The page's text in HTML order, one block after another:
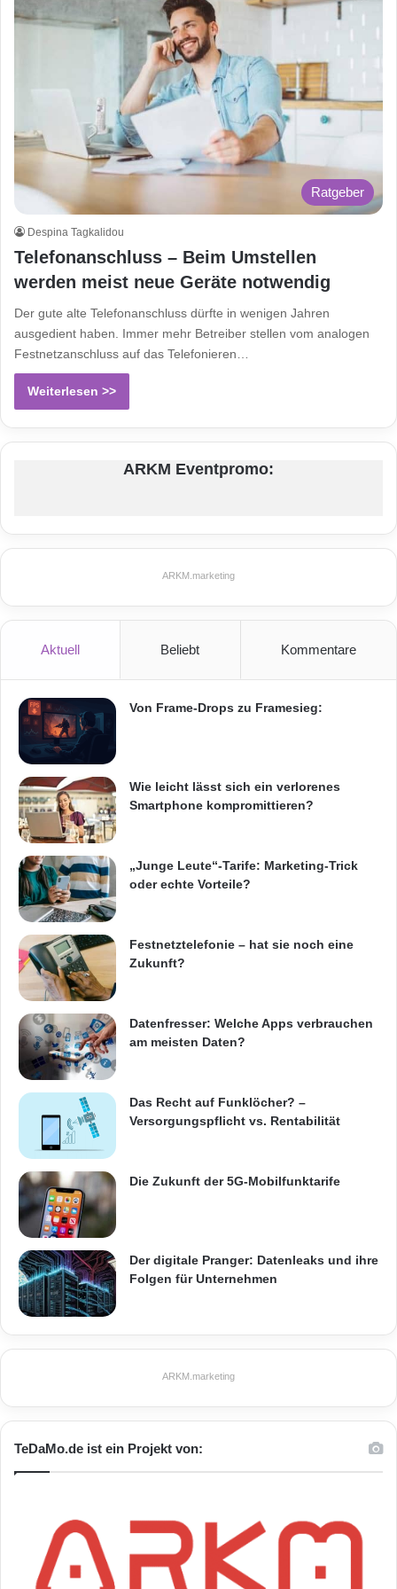
Ratgeber
Despina Tagkalidou
Telefonanschluss – Beim Umstellen
werden meist neue Geräte notwendig
Der gute alte Telefonanschluss dürfte in wenigen Jahren
ausgedient haben. Immer mehr Betreiber stellen vom analogen
Festnetzanschluss auf das Telefonieren…
Weiterlesen >>
ARKM Eventpromo:
ARKM.marketing
Aktuell Beliebt Kommentare
Von Frame-Drops zu Framesieg:
Wie leicht lässt sich ein verlorenes
Smartphone kompromittieren?
„Junge Leute“-Tarife: Marketing-Trick
oder echte Vorteile?
Festnetztelefonie – hat sie noch eine
Zukunft?
Datenfresser: Welche Apps verbrauchen
am meisten Daten?
Das Recht auf Funklöcher? –
Versorgungspflicht vs. Rentabilität
Die Zukunft der 5G-Mobilfunktarife
Der digitale Pranger: Datenleaks und ihre
Folgen für Unternehmen
ARKM.marketing
TeDaMo.de ist ein Projekt von: